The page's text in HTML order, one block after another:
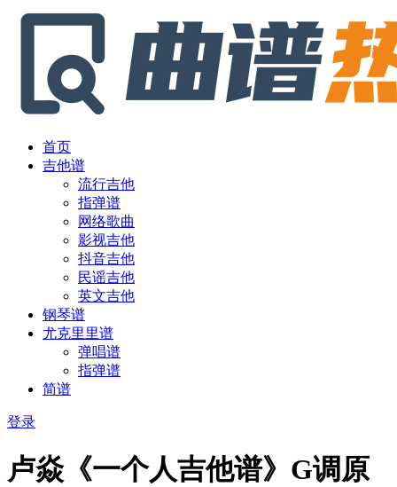
首页
吉他谱
流行吉他
指弹谱
网络歌曲
影视吉他
抖音吉他
民谣吉他
英文吉他
钢琴谱
尤克里里谱
弹唱谱
指弹谱
简谱
登录
卢焱《一个人吉他谱》G调原